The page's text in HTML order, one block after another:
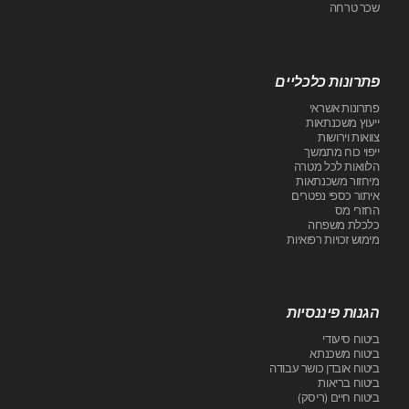
שכר טרחה
פתרונות כלכליים
פתרונות אשראי
ייעוץ משכנתאות
צוואות וירושות
ייפוי כוח מתמשך
הלוואות לכל מטרה
מיחזור משכנתאות
איתור כספי נפטרים
החזרי מס
כלכלת משפחה
מימוש זכויות רפואיות
הגנות פיננסיות
ביטוח סיעודי
ביטוח משכנתא
ביטוח אובדן כושר עבודה
ביטוח בריאות
ביטוח חיים (ריסק)